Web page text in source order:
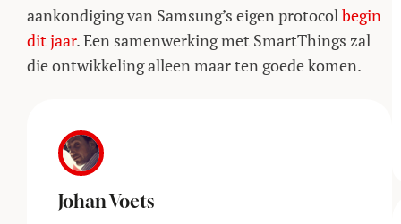
aankondiging van Samsung’s eigen protocolbegin
dit jaar. Een samenwerking met SmartThings zal
die ontwikkeling alleen maar ten goede komen.
Johan Voets